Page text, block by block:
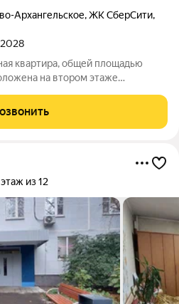
Архангельское,ЖК СберCити,
2028
на втором этаже
Сбер. Архитектуру квартала
из 12